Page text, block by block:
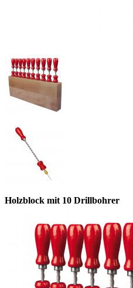
Holzblock mit 10 Drillbohrer